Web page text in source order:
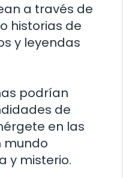
a través de
historias de
y leyendas
podrían
de
en las
mundo
y misterio.